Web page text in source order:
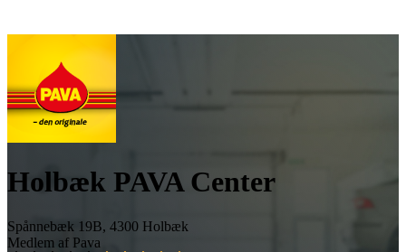
Holbæk PAVA Center
Spånnebæk 19B, 4300 Holbæk
Medlem af Pava